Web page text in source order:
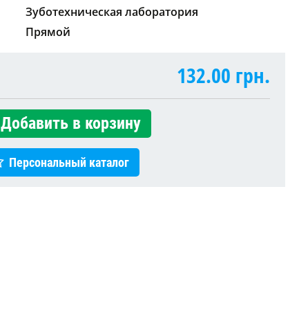
Зуботехническая лаборатория
Прямой
132.00 грн.
Добавить в корзину
Персональный каталог